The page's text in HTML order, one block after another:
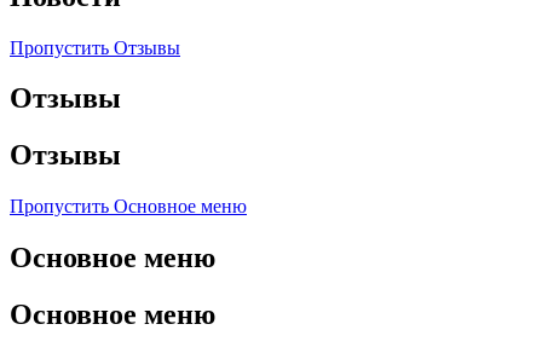
Пропустить Отзывы
Отзывы
Отзывы
Пропустить Основное меню
Основное меню
Основное меню